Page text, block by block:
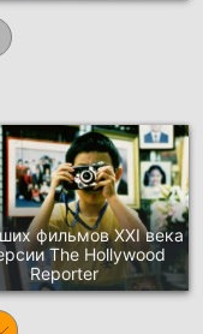
фильмов XXI века
The Hollywood
Reporter